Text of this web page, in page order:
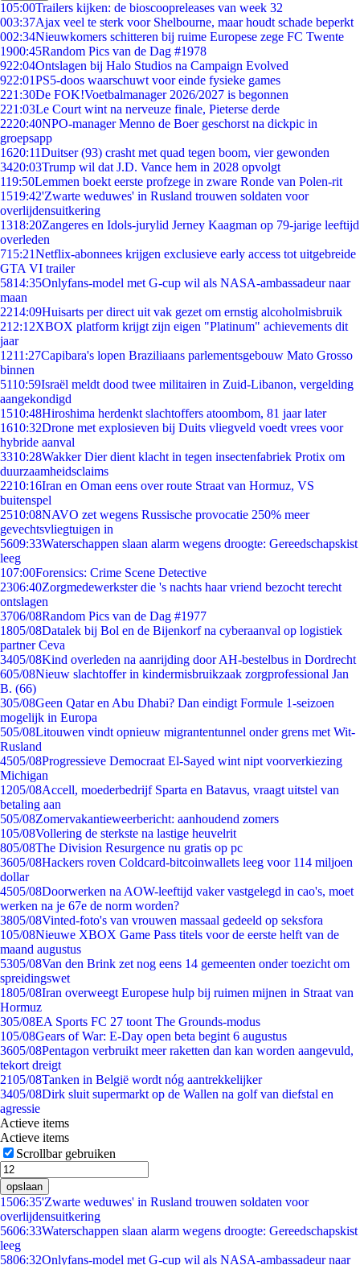
105:00Trailers kijken: de bioscoopreleases van week 32
003:37Ajax veel te sterk voor Shelbourne, maar houdt schade beperkt
002:34Nieuwkomers schitteren bij ruime Europese zege FC Twente
1900:45Random Pics van de Dag #1978
922:04Ontslagen bij Halo Studios na Campaign Evolved
922:01PS5-doos waarschuwt voor einde fysieke games
221:30De FOK!Voetbalmanager 2026/2027 is begonnen
221:03Le Court wint na nerveuze finale, Pieterse derde
2220:40NPO-manager Menno de Boer geschorst na dickpic in
groepsapp
1620:11Duitser (93) crasht met quad tegen boom, vier gewonden
3420:03Trump wil dat J.D. Vance hem in 2028 opvolgt
119:50Lemmen boekt eerste profzege in zware Ronde van Polen-rit
1519:42'Zwarte weduwes' in Rusland trouwen soldaten voor
overlijdensuitkering
1318:20Zangeres en Idols-jurylid Jerney Kaagman op 79-jarige leeftijd
overleden
715:21Netflix-abonnees krijgen exclusieve early access tot uitgebreide
GTA VI trailer
5814:35Onlyfans-model met G-cup wil als NASA-ambassadeur naar
maan
2214:09Huisarts per direct uit vak gezet om ernstig alcoholmisbruik
212:12XBOX platform krijgt zijn eigen "Platinum" achievements dit
jaar
1211:27Capibara's lopen Braziliaans parlementsgebouw Mato Grosso
binnen
5110:59Israël meldt dood twee militairen in Zuid-Libanon, vergelding
aangekondigd
1510:48Hiroshima herdenkt slachtoffers atoombom, 81 jaar later
1610:32Drone met explosieven bij Duits vliegveld voedt vrees voor
hybride aanval
3310:28Wakker Dier dient klacht in tegen insectenfabriek Protix om
duurzaamheidsclaims
2210:16Iran en Oman eens over route Straat van Hormuz, VS
buitenspel
2510:08NAVO zet wegens Russische provocatie 250% meer
gevechtsvliegtuigen in
5609:33Waterschappen slaan alarm wegens droogte: Gereedschapskist
leeg
107:00Forensics: Crime Scene Detective
2306:40Zorgmedewerkster die 's nachts haar vriend bezocht terecht
ontslagen
3706/08Random Pics van de Dag #1977
1805/08Datalek bij Bol en de Bijenkorf na cyberaanval op logistiek
partner Ceva
3405/08Kind overleden na aanrijding door AH-bestelbus in Dordrecht
605/08Nieuw slachtoffer in kindermisbruikzaak zorgprofessional Jan
B. (66)
305/08Geen Qatar en Abu Dhabi? Dan eindigt Formule 1-seizoen
mogelijk in Europa
505/08Litouwen vindt opnieuw migrantentunnel onder grens met Wit-
Rusland
4505/08Progressieve Democraat El-Sayed wint nipt voorverkiezing
Michigan
1205/08Accell, moederbedrijf Sparta en Batavus, vraagt uitstel van
betaling aan
505/08Zomervakantieweerbericht: aanhoudend zomers
105/08Vollering de sterkste na lastige heuvelrit
805/08The Division Resurgence nu gratis op pc
3605/08Hackers roven Coldcard-bitcoinwallets leeg voor 114 miljoen
dollar
4505/08Doorwerken na AOW-leeftijd vaker vastgelegd in cao's, moet
werken na je 67e de norm worden?
3805/08Vinted-foto's van vrouwen massaal gedeeld op seksfora
105/08Nieuwe XBOX Game Pass titels voor de eerste helft van de
maand augustus
5305/08Van den Brink zet nog eens 14 gemeenten onder toezicht om
spreidingswet
1805/08Iran overweegt Europese hulp bij ruimen mijnen in Straat van
Hormuz
305/08EA Sports FC 27 toont The Grounds-modus
105/08Gears of War: E-Day open beta begint 6 augustus
3605/08Pentagon verbruikt meer raketten dan kan worden aangevuld,
tekort dreigt
2105/08Tanken in België wordt nóg aantrekkelijker
3405/08Dirk sluit supermarkt op de Wallen na golf van diefstal en
agressie
Actieve items
Actieve items
Scrollbar gebruiken
opslaan
1506:35'Zwarte weduwes' in Rusland trouwen soldaten voor
overlijdensuitkering
5606:33Waterschappen slaan alarm wegens droogte: Gereedschapskist
leeg
5806:32Onlyfans-model met G-cup wil als NASA-ambassadeur naar